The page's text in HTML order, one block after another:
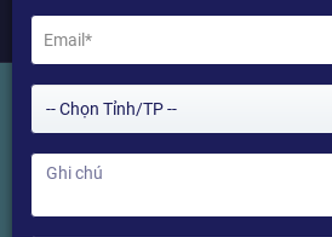
Tìm kiếm Sản phẩm
-- Chọn Tỉnh/TP --